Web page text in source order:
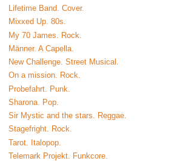
Lifetime Band. Cover.
Mixxed Up. 80s.
My 70 James. Rock.
Männer. A Capella.
New Challenge. Street Musical.
On a mission. Rock.
Probefahrt. Punk.
Sharona. Pop.
Sir Mystic and the stars. Reggae.
Stagefright. Rock.
Tarot. Italopop.
Telemark Projekt. Funkcore.